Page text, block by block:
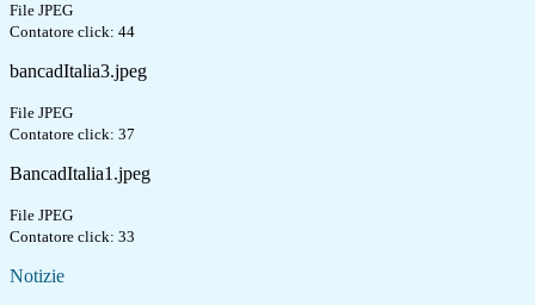
File JPEG
Contatore click: 44
bancadItalia3.jpeg
File JPEG
Contatore click: 37
BancadItalia1.jpeg
File JPEG
Contatore click: 33
Notizie